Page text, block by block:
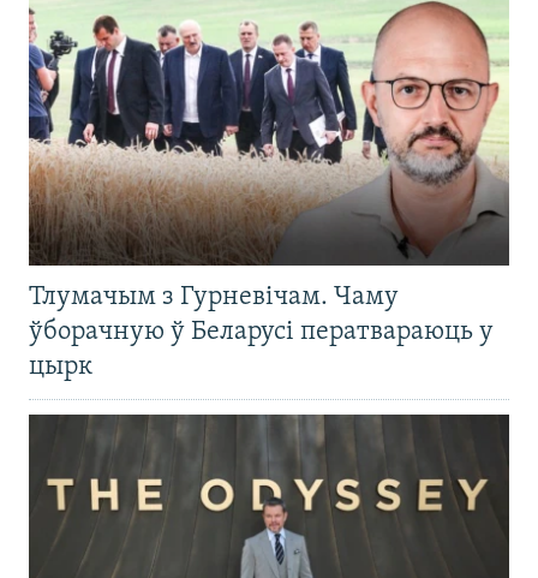
Тлумачым з Гурневічам. Чаму
ўборачную ў Беларусі ператвараюць у
цырк